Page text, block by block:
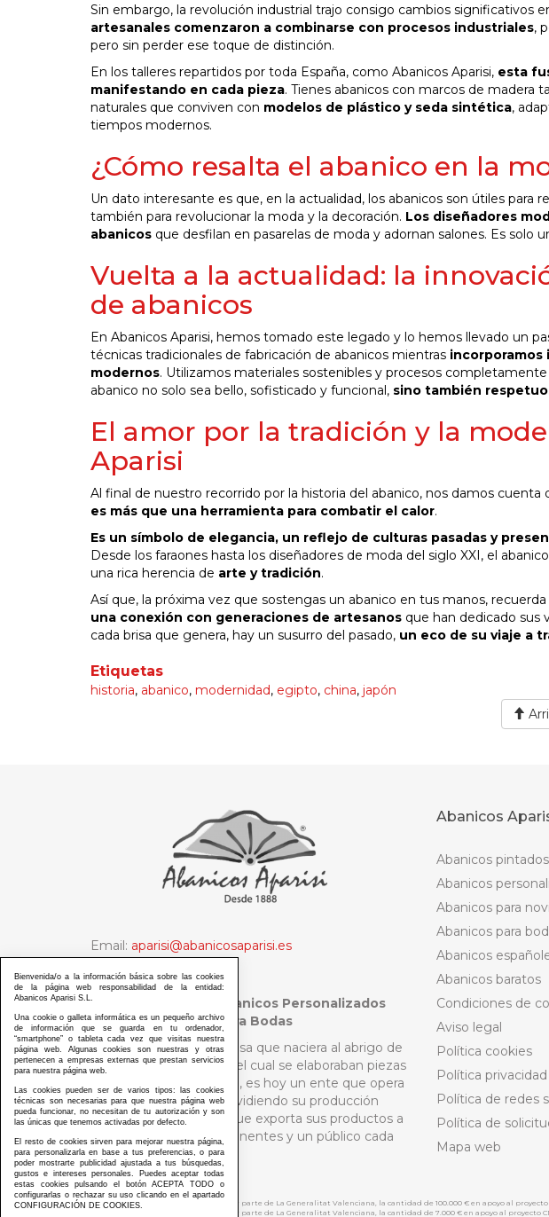
Sin embargo, la revolución industrial trajo consigo cambios significativos
artesanales comenzaron a combinarse con procesos industriales,
pero sin perder ese toque de distinción.
En los talleres repartidos por toda España, como Abanicos Aparisi, esta
manifestando en cada pieza. Tienes abanicos con marcos de madera
naturales que conviven con modelos de plástico y seda sintética,
tiempos modernos.
¿Cómo resalta el abanico en la
Un dato interesante es que, en la actualidad, los abanicos son útiles para
también para revolucionar la moda y la decoración. Los diseñadores
abanicos que desfilan en pasarelas de moda y adornan salones. Es
Vuelta a la actualidad: la
de abanicos
En Abanicos Aparisi, hemos tomado este legado y lo hemos llevado un
técnicas tradicionales de fabricación de abanicos mientras incorporamos
modernos. Utilizamos materiales sostenibles y procesos
abanico no solo sea bello, sofisticado y funcional, sino también
El amor por la tradición y la
Aparisi
Al final de nuestro recorrido por la historia del abanico, nos damos
es más que una herramienta para combatir el calor.
Es un símbolo de elegancia, un reflejo de culturas pasadas y
Desde los faraones hasta los diseñadores de moda del siglo XXI, el
una rica herencia de arte y tradición.
Así que, la próxima vez que sostengas un abanico en tus manos,
una conexión con generaciones de artesanos que han dedicado sus
cada brisa que genera, hay un susurro del pasado, un eco de su viaje a
Etiquetas
historia, abanico, modernidad, egipto, china, japón
Email: aparisi@abanicosaparisi.es
Tel:+34 96 151 02 89
Abanicos Aparisi - Abanicos Personalizados
Madrid y Abanicos para Bodas
Aquella pequeña empresa que naciera al abrigo de
un selecto público para el cual se elaboraban piezas
de la más pura artesanía, es hoy un ente que opera
a escala internacional dividiendo su producción
entre Asia y Europa, y que exporta sus productos a
países de los cinco continentes y un público cada
vez más diverso.
Abanicos
Abanicos
Abanicos
Abanicos para
Abanicos para
Abanicos
Abanicos baratos
Condiciones de
Aviso legal
Política cookies
Política privacidad
Política de redes
Política de
Mapa web
ABANICOS APARISI S.L. ha recibido por parte de La Generalitat Valenciana, la cantidad de 100.000 € en apoyo al proyecto
ABANICOS APARISI S.L. ha recibido por parte de La Generalitat Valenciana, la cantidad de 7.000 € en apoyo al proyecto
Bienvenida/o a la información básica sobre las cookies
de la página web responsabilidad de la entidad:
Abanicos Aparisi S.L.
Una cookie o galleta informática es un pequeño archivo
de información que se guarda en tu ordenador,
“smartphone” o tableta cada vez que visitas nuestra
página web. Algunas cookies son nuestras y otras
pertenecen a empresas externas que prestan servicios
para nuestra página web.
Las cookies pueden ser de varios tipos: las cookies
técnicas son necesarias para que nuestra página web
pueda funcionar, no necesitan de tu autorización y son
las únicas que tenemos activadas por defecto.
El resto de cookies sirven para mejorar nuestra página,
para personalizarla en base a tus preferencias, o para
poder mostrarte publicidad ajustada a tus búsquedas,
gustos e intereses personales. Puedes aceptar todas
estas cookies pulsando el botón ACEPTA TODO o
configurarlas o rechazar su uso clicando en el apartado
CONFIGURACIÓN DE COOKIES.